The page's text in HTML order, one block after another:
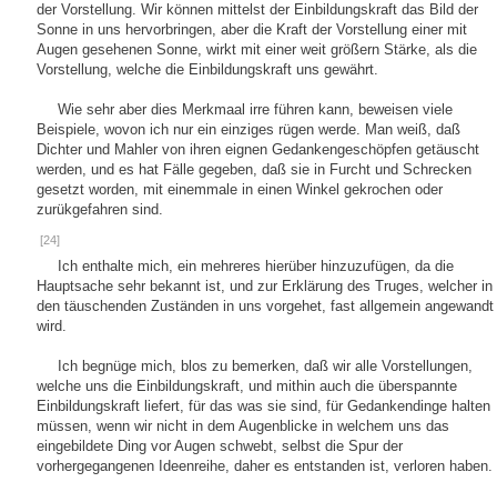
der Vorstellung. Wir können mittelst der Einbildungskraft das Bild der
Sonne in uns hervorbringen, aber die Kraft der Vorstellung einer mit
Augen gesehenen Sonne, wirkt mit einer weit größern Stärke, als die
Vorstellung, welche die Einbildungskraft uns gewährt.
Wie sehr aber dies Merkmaal irre führen kann, beweisen viele
Beispiele, wovon ich nur ein einziges rügen werde. Man weiß, daß
Dichter und Mahler von ihren eignen Gedankengeschöpfen getäuscht
werden, und es hat Fälle gegeben, daß sie in Furcht und Schrecken
gesetzt worden, mit einemmale in einen Winkel gekrochen oder
zurükgefahren sind.
[24]
Ich enthalte mich, ein mehreres hierüber hinzuzufügen, da die
Hauptsache sehr bekannt ist, und zur Erklärung des Truges, welcher in
den täuschenden Zuständen in uns vorgehet, fast allgemein angewandt
wird.
Ich begnüge mich, blos zu bemerken, daß wir alle Vorstellungen,
welche uns die Einbildungskraft, und mithin auch die überspannte
Einbildungskraft liefert, für das was sie sind, für Gedankendinge halten
müssen, wenn wir nicht in dem Augenblicke in welchem uns das
eingebildete Ding vor Augen schwebt, selbst die Spur der
vorhergegangenen Ideenreihe, daher es entstanden ist, verloren haben.